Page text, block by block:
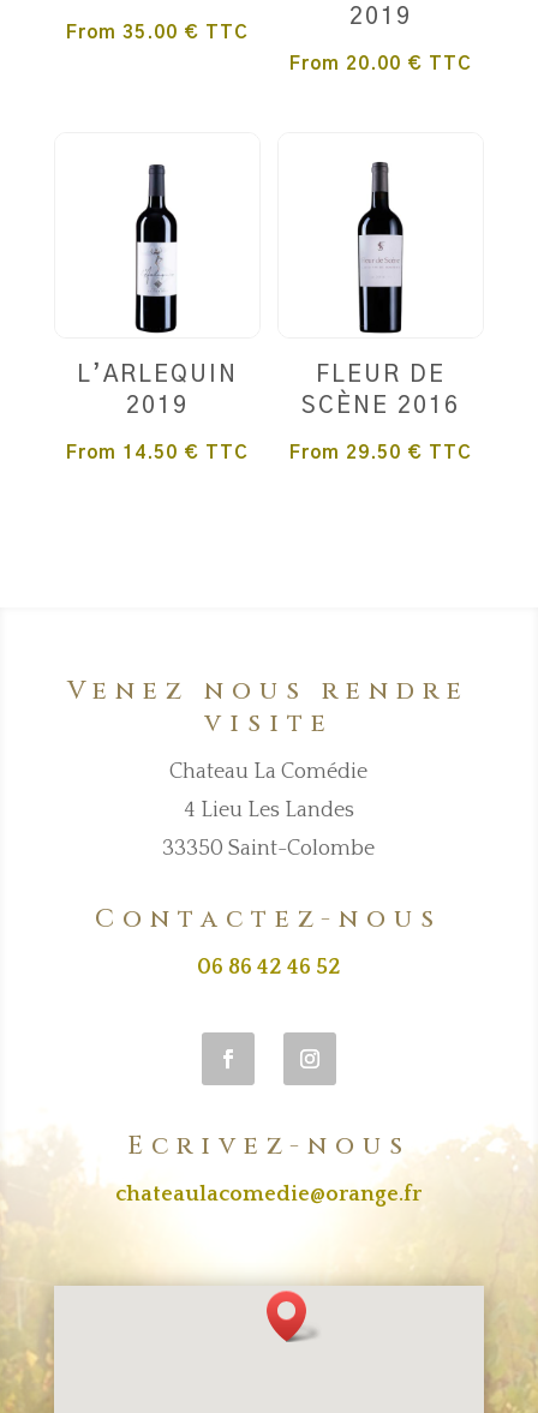
From 35.00 € TTC
2019
From 20.00 € TTC
L’ARLEQUIN
2019
From 14.50 € TTC
FLEUR DE
SCÈNE 2016
From 29.50 € TTC
Venez nous rendre
visite
Chateau La Comédie
4 Lieu Les Landes
33350 Saint-Colombe
Contactez-nous
06 86 42 46 52
Ecrivez-nous
chateaulacomedie@orange.fr